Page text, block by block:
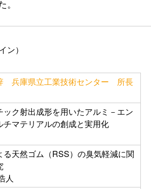
ン）
兵庫県立工業技術センター 所長
ック射出成形を用いたアルミ－エン
チマテリアルの創成と実用化
る天然ゴム（RSS）の臭気軽減に関
人